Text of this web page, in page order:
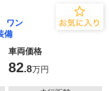
ワン
備
車両価格
82.8万円